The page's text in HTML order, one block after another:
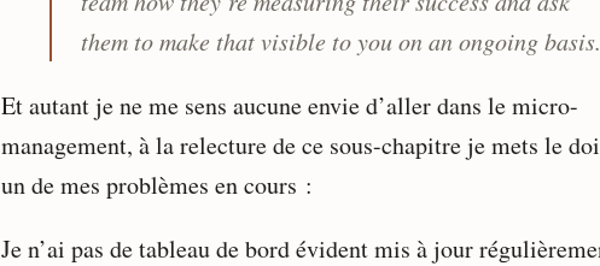
them to make that visible to you on an ongoing basis.
Et autant je ne me sens aucune envie d’aller dans le micro-
management, à la relecture de ce sous-chapitre je mets le
un de mes problèmes en cours :
Je n’ai pas de tableau de bord évident mis à jour